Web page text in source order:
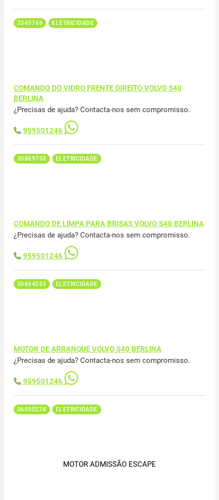
3345746 ELETRICIDADE
COMANDO DO VIDRO FRENTE DIREITO VOLVO S40
BERLINA
¿Precisas de ajuda? Contacta-nos sem compromisso.
959501246
30889753 ELETRICIDADE
COMANDO DE LIMPA PARA BRISAS VOLVO S40 BERLINA
¿Precisas de ajuda? Contacta-nos sem compromisso.
959501246
30864253 ELETRICIDADE
MOTOR DE ARRANQUE VOLVO S40 BERLINA
¿Precisas de ajuda? Contacta-nos sem compromisso.
959501246
36050274 ELETRICIDADE
MOTOR ADMISSÃO ESCAPE